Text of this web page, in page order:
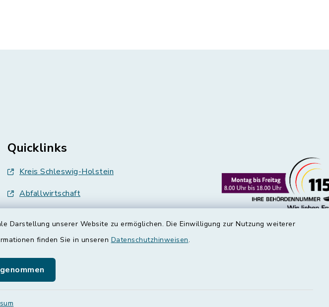
Darstellung unserer Website zu ermöglichen. Die Einwilligung zur Nutzung weiterer
finden Sie in unseren Datenschutzhinweisen.
Quicklinks
Kreis Schleswig-Holstein
Abfallwirtschaft
Treenespiegel
Schulverband Sieverstedt
ETS